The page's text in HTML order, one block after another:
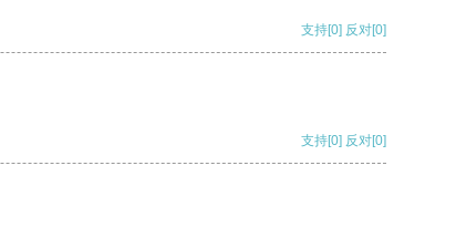
支持[0] 反对[0]
支持[0] 反对[0]